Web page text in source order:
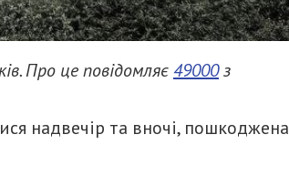
Про це повідомляє49000з
надвечір та вночі, пошкоджена